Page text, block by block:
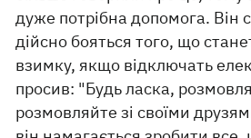
дуже потрібна допомога. Він
дійсно бояться того, що
взимку, якщо відключать
просив: "Будь ласка,
розмовляйте зі своїми